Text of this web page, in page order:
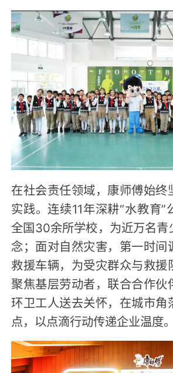
在社会责任领域，康师傅始终
实践。连续11年深耕“水教育
全国30余所学校，为近万名青
念；面对自然灾害，第一时间
救援车辆，为受灾群众与救援
聚焦基层劳动者，联合合作伙
环卫工人送去关怀，在城市角
点，以点滴行动传递企业温度。